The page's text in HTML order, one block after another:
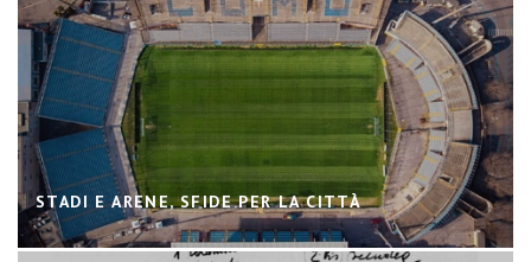
STADI E ARENE, SFIDE PER LA CITTÀ